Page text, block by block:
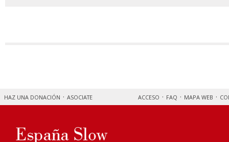
HAZ UNA DONACIÓN ASOCIATE ACCESO FAQ MAPA WEB